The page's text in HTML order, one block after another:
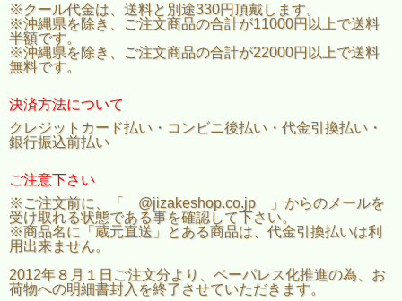
※クール代金は、送料と別途330円頂戴します。
※沖縄県を除き、ご注文商品の合計が11000円以上で送料
半額です。
※沖縄県を除き、ご注文商品の合計が22000円以上で送料
無料です。
決済方法について
クレジットカード払い・コンビニ後払い・代金引換払い・
銀行振込前払い
ご注意下さい
※ご注文前に、「 @jizakeshop.co.jp 」からのメールを
受け取れる状態である事を確認して下さい。
※商品名に「蔵元直送」とある商品は、代金引換払いは利
用出来ません。
2012年８月１日ご注文分より、ペーパレス化推進の為、お
荷物への明細書封入を終了させていただきます。